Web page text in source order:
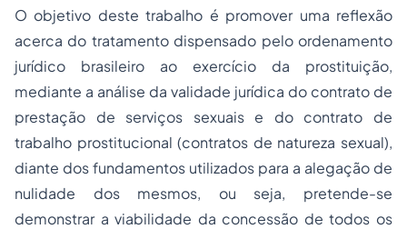
O objetivo deste trabalho é promover uma reflexão
acerca do tratamento dispensado pelo ordenamento
jurídico brasileiro ao exercício da prostituição,
mediante a análise da validade jurídica do contrato de
prestação de serviços sexuais e do contrato de
trabalho prostitucional (contratos de natureza sexual),
diante dos fundamentos utilizados para a alegação de
nulidade dos mesmos, ou seja, pretende-se
demonstrar a viabilidade da concessão de todos os